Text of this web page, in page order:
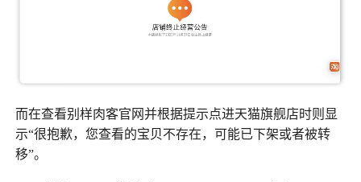
而在查看别样肉客官网并根据提示点进天猫旗舰店时则显
示“很抱歉，您查看的宝贝不存在，可能已下架或者被转
移”。